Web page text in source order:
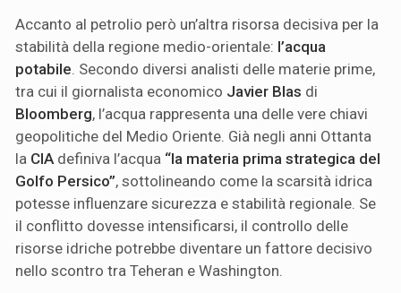
Accanto al petrolio però un’altra risorsa decisiva per la
stabilità della regione medio-orientale: l’acqua
potabile . Secondo diversi analisti delle materie prime,
tra cui il giornalista economico Javier Blas di
Bloomberg, l’acqua rappresenta una delle vere chiavi
geopolitiche del Medio Oriente. Già negli anni Ottanta
la CIA definiva l’acqua “la materia prima strategica del
Golfo Persico”, sottolineando come la scarsità idrica
potesse influenzare sicurezza e stabilità regionale. Se
il conflitto dovesse intensificarsi, il controllo delle
risorse idriche potrebbe diventare un fattore decisivo
nello scontro tra Teheran e Washington.